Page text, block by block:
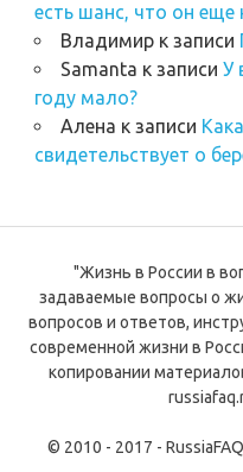
есть шанс, что он еще
Владимирк записи
Samanta к записи У
году мало?
Алена к записи
свидетельствует о
"Жизнь в России в
задаваемые вопросы о
вопросов и ответов,
современной жизни в
копировании
© 2010 -